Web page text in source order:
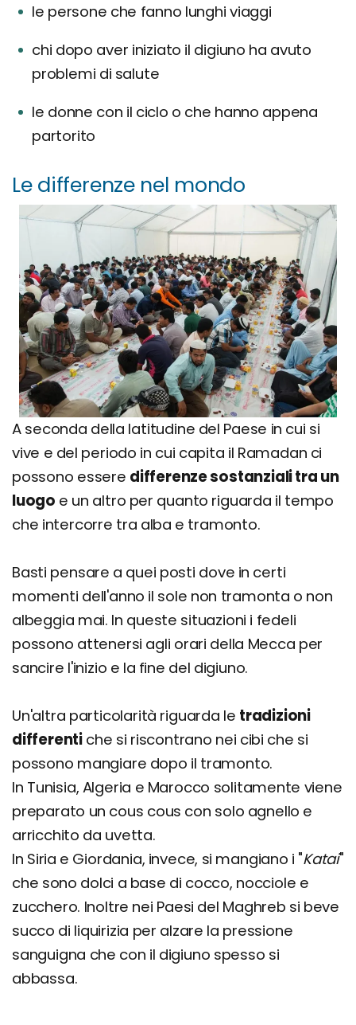
le persone che fanno lunghi viaggi
chi dopo aver iniziato il digiuno ha avuto
problemi di salute
le donne con il ciclo o che hanno appena
partorito
Le differenze nel mondo
A seconda della latitudine del Paese in cui si
vive e del periodo in cui capita il Ramadan ci
possono essere differenze sostanziali tra un
luogo e un altro per quanto riguarda il tempo
che intercorre tra alba e tramonto.
Basti pensare a quei posti dove in certi
momenti dell'anno il sole non tramonta o non
albeggia mai. In queste situazioni i fedeli
possono attenersi agli orari della Mecca per
sancire l'inizio e la fine del digiuno.
Un'altra particolarità riguarda le tradizioni
differenti che si riscontrano nei cibi che si
possono mangiare dopo il tramonto.
In Tunisia, Algeria e Marocco solitamente viene
preparato un cous cous con solo agnello e
arricchito da uvetta.
In Siria e Giordania, invece, si mangiano i "Katai"
che sono dolci a base di cocco, nocciole e
zucchero. Inoltre nei Paesi del Maghreb si beve
succo di liquirizia per alzare la pressione
sanguigna che con il digiuno spesso si
abbassa.